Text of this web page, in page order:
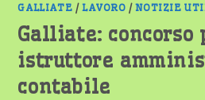
AL
PER
I
GALLIATE /LAVORO /NOTIZIE
Galliate: concorso
istruttore
contabile